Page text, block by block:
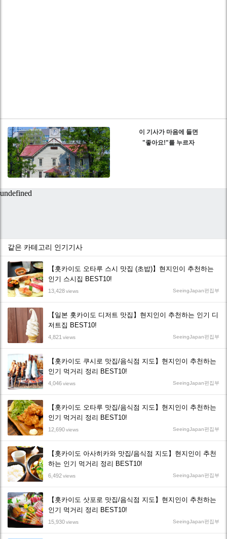
이 기사가 마음에 들면
"좋아요!"를 누르자
같은 카테고리 인기기사
【홋카이도 오타루 스시 맛집 (초밥)】현지인이 추천하는
인기 스시집 BEST10!
13,428views SeeingJapan편집부
【일본 홋카이도 디저트 맛집】현지인이 추천하는 인기 디
저트집 BEST10!
4,821 views SeeingJapan편집부
【홋카이도 쿠시로 맛집/음식점 지도】현지인이 추천하는
인기 먹거리 정리 BEST10!
4,046views SeeingJapan편집부
【홋카이도 오타루 맛집/음식점 지도】현지인이 추천하는
인기 먹거리 정리 BEST10!
12,690views SeeingJapan편집부
【홋카이도 아사히카와 맛집/음식점 지도】현지인이 추천
하는 인기 먹거리 정리 BEST10!
6,492views SeeingJapan편집부
【홋카이도 삿포로 맛집/음식점 지도】현지인이 추천하는
인기 먹거리 정리 BEST10!
15,930views SeeingJapan편집부